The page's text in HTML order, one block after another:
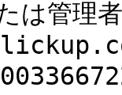
は管理